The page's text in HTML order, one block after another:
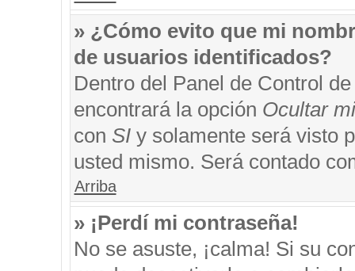
» ¿Cómo evito que mi
de usuarios identificados?
Dentro del Panel de Control
encontrará la opción Ocultar
con SIy solamente será visto
usted mismo. Será contado
Arriba
» ¡Perdí mi contraseña!
No se asuste, ¡calma! Si su